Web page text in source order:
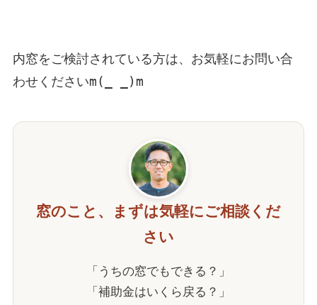
内窓をご検討されている方は、お気軽にお問い合
わせくださいm(_ _)m
窓のこと、まずは気軽にご相談くだ
さい
「うちの窓でもできる？」
「補助金はいくら戻る？」